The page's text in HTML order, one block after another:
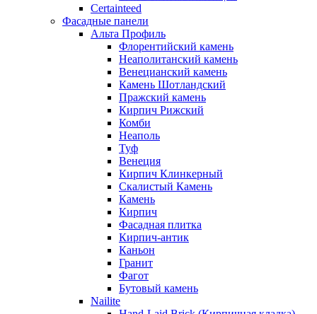
Certainteed
Фасадные панели
Альта Профиль
Флорентийский камень
Неаполитанский камень
Венецианский камень
Камень Шотландский
Пражский камень
Кирпич Рижский
Комби
Неаполь
Туф
Венеция
Кирпич Клинкерный
Скалистый Камень
Камень
Кирпич
Фасадная плитка
Кирпич-антик
Каньон
Гранит
Фагот
Бутовый камень
Nailite